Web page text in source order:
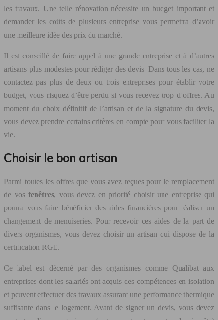
les travaux. Une telle rénovation nécessite un budget important et
demander les coûts de plusieurs entreprise vous permettra d’avoir
une meilleure idée des prix du marché.
Il est conseillé de faire appel à une grande entreprise et à d’autres
artisans plus modestes pour rédiger des devis. Dans tous les cas, ne
contactez pas plus de deux ou trois entreprises pour établir votre
budget, vous risquez d’être perdu si vous recevez trop d’offres. Au
moment du choix définitif de l’artisan et de la signature du devis,
vous devez prendre certains critères en compte pour vous faciliter la
vie.
Choisir le bon artisan
Parmi toutes les offres que vous avez reçues pour le remplacement
de vos fenêtres, vous devez en priorité choisir une entreprise qui
pourra vous faire bénéficier des aides financières pour réaliser un
changement de menuiseries. Pour recevoir ces aides de la part de
divers organismes, vous devez choisir un artisan qui dispose de la
certification RGE.
Ce label est décerné par des organismes comme Qualibat aux
entreprises dont les salariés ont acquis des compétences en isolation
et peuvent effectuer des travaux assurant une performance thermique
suffisante dans le logement. Avant de signer un devis, vous devez